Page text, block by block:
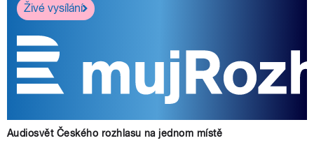
Živé vysílání
Audiosvět Českého rozhlasu na jednom místě